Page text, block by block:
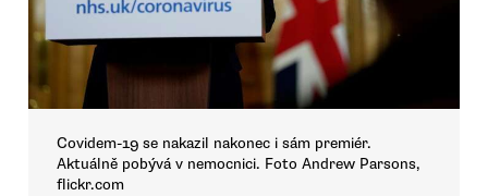
Covidem-19 se nakazil nakonec i sám premiér.
Aktuálně pobývá v nemocnici. Foto Andrew Parsons,
flickr.com